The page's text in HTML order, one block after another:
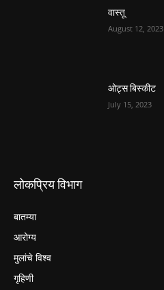
वास्तू
August 12, 2023
ओट्स बिस्कीट
July 15, 2023
लोकप्रिय विभाग
बातम्या
आरोग्य
मुलांचे विश्व
गृहिणी